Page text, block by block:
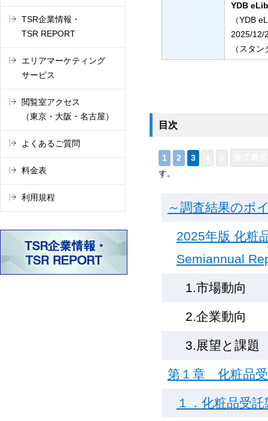
YDB
（YDB
2025/12/
（スタ
目次
す。
～調査結果のポ
2025年版 化粧
Semiannual
1.市場動向
2.企業動向
3.展望と課題
第１章 化粧品受
１．化粧品受
TSR企業情報・
TSR REPORT
エリアマーケティング
サービス
閲覧室アクセス
（東京・大阪・名古屋）
よくあるご質問
料金表
利用規程